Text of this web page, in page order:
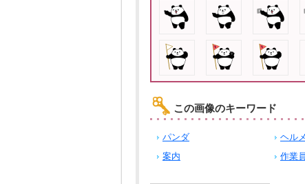
この画像のキーワード
パンダ ヘル
案内
作業員